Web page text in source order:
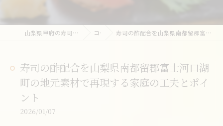
山梨県甲府の寿司ならすし・うまいもの処 伊津美 コラム 寿司の酢配合を山梨県南都留郡富士河口湖町の地元素材で再現する家庭の工夫とポイント
寿司の酢配合を山梨県南都留郡富士河口湖
町の地元素材で再現する家庭の工夫とポイ
ント
2026/01/07